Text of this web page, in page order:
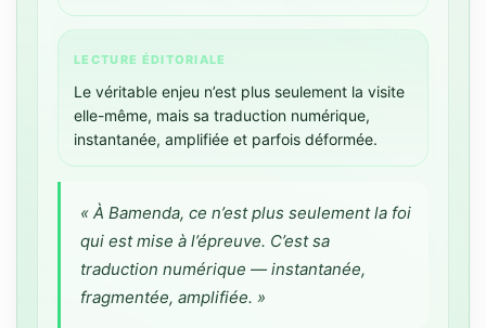
LECTURE ÉDITORIALE
Le véritable enjeu n’est plus seulement la visite
elle-même, mais sa traduction numérique,
instantanée, amplifiée et parfois déformée.
« À Bamenda, ce n’est plus seulement la foi
qui est mise à l’épreuve. C’est sa
traduction numérique — instantanée,
fragmentée, amplifiée. »